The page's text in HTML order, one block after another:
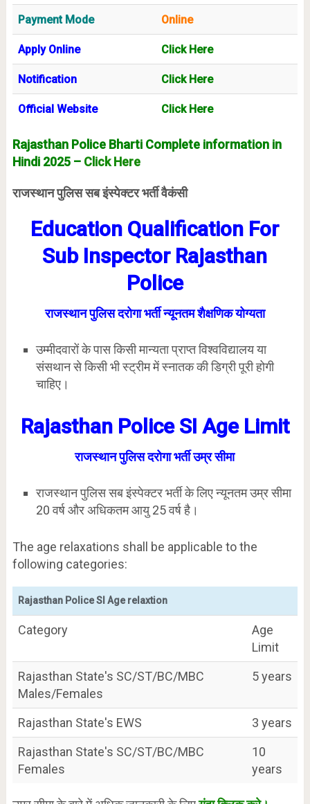
Payment Mode Online
Apply Online Click Here
Notification Click Here
Official Website Click Here
Rajasthan Police Bharti Complete information in
Hindi 2025 – Click Here
राजस्थान पुलिस सब इंस्पेक्टर भर्ती वैकंसी
Education Qualification For
Sub Inspector Rajasthan
Police
राजस्थान पुलिस दरोगा भर्ती न्यूनतम शैक्षणिक योग्यता
उम्मीदवारों के पास किसी मान्यता प्राप्त विश्वविद्यालय या
संसथान से किसी भी स्ट्रीम में स्नातक की डिग्री पूरी होगी
चाहिए।
Rajasthan Police SI Age Limit
राजस्थान पुलिस दरोगा भर्ती उम्र सीमा
राजस्थान पुलिस सब इंस्पेक्टर भर्ती के लिए न्यूनतम उम्र सीमा
20 वर्ष और अधिकतम आयु 25 वर्ष है।
The age relaxations shall be applicable to the
following categories:
Rajasthan Police SI Age relaxtion
Category
Age
Limit
Rajasthan State's SC/ST/BC/MBC
Males/Females
5 years
Rajasthan State's EWS
3 years
Rajasthan State's SC/ST/BC/MBC
Females
10
years